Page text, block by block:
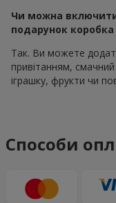
Чи можна включити
подарунок
Так. Ви можете
привітанням,
іграшку, фрукти чи
Способи